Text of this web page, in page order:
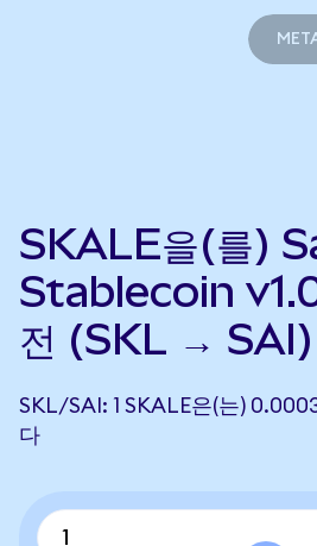
SKALE을(를)
Stablecoin
전 (SKL → SAI)
SKL/SAI: 1 SKALE은(는)
다